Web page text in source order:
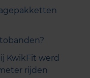
KwikFit werd
rijden